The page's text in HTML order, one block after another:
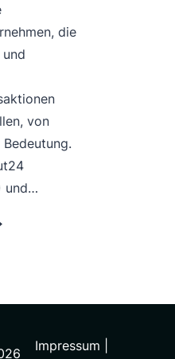
die
von
und…
Impressum |